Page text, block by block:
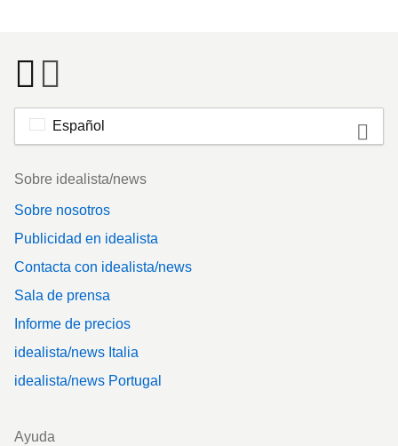
Español
Footer
Sobre idealista/news
Sobre nosotros
Publicidad en idealista
Contacta con idealista/news
Sala de prensa
Informe de precios
idealista/news Italia
idealista/news Portugal
Ayuda